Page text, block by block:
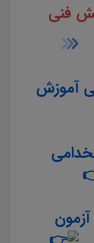
فنی
آموزش
آزمون